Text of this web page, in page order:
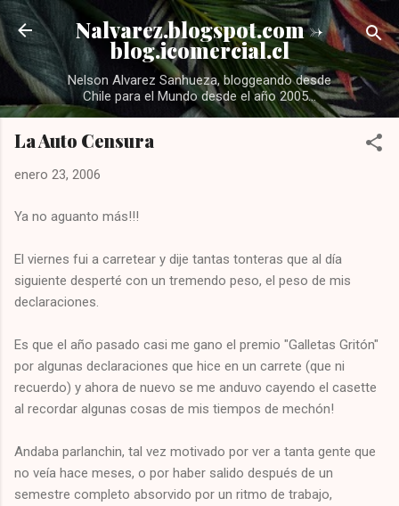
Ir al contenido principal
Nalvarez.blogspot.com ->
blog.icomercial.cl
Nelson Alvarez Sanhueza, bloggeando desde
Chile para el Mundo desde el año 2005...
La Auto Censura
enero 23, 2006
Ya no aguanto más!!!
El viernes fui a carretear y dije tantas tonteras que al día
siguiente desperté con un tremendo peso, el peso de mis
declaraciones.
Es que el año pasado casi me gano el premio "Galletas Gritón"
por algunas declaraciones que hice en un carrete (que ni
recuerdo) y ahora de nuevo se me anduvo cayendo el casette
al recordar algunas cosas de mis tiempos de mechón!
Andaba parlanchin, tal vez motivado por ver a tanta gente que
no veía hace meses, o por haber salido después de un
semestre completo absorvido por un ritmo de trabajo,